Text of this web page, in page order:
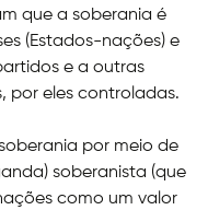
que a soberania é
(Estados-nações) e
e a outras
por eles controladas.
por meio de
soberanista (que
como um valor